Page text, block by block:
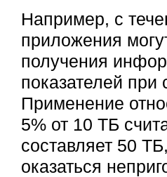
Например, с
приложения
получения
показателей
Применение
5% от 10 ТБ
составляет 50
оказаться